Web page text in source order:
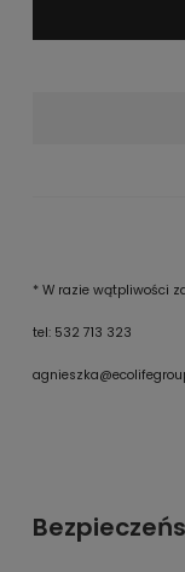
* W razie wątpliwości
tel: 532 713 323